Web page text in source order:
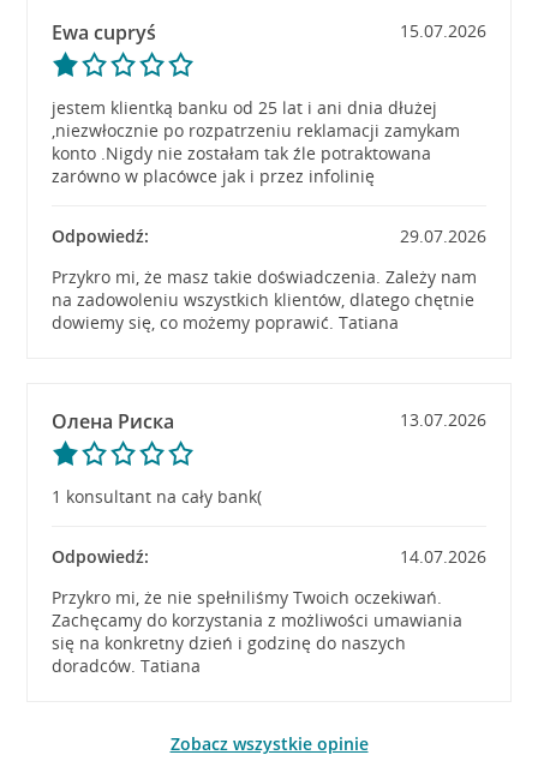
Ewa cupryś 15.07.2026
jestem klientką banku od 25 lat i ani dnia dłużej
,niezwłocznie po rozpatrzeniu reklamacji zamykam
konto .Nigdy nie zostałam tak źle potraktowana
zarówno w placówce jak i przez infolinię
Odpowiedź:
29.07.2026
Przykro mi, że masz takie doświadczenia. Zależy nam
na zadowoleniu wszystkich klientów, dlatego chętnie
dowiemy się, co możemy poprawić. Tatiana
Олена Риска 13.07.2026
1 konsultant na cały bank(
Odpowiedź:
14.07.2026
Przykro mi, że nie spełniliśmy Twoich oczekiwań.
Zachęcamy do korzystania z możliwości umawiania
się na konkretny dzień i godzinę do naszych
doradców. Tatiana
Zobacz wszystkie opinie